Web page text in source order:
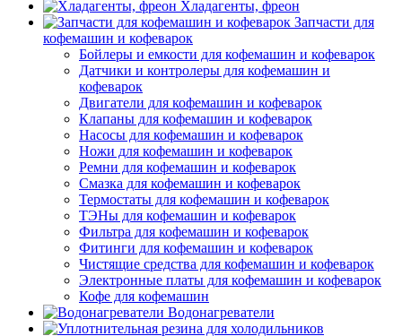
Хладагенты, фреон
Запчасти для
кофемашин и кофеварок
Бойлеры и емкости для кофемашин и кофеварок
Датчики и контролеры для кофемашин и
кофеварок
Двигатели для кофемашин и кофеварок
Клапаны для кофемашин и кофеварок
Насосы для кофемашин и кофеварок
Ножи для кофемашин и кофеварок
Ремни для кофемашин и кофеварок
Смазка для кофемашин и кофеварок
Термостаты для кофемашин и кофеварок
ТЭНы для кофемашин и кофеварок
Фильтра для кофемашин и кофеварок
Фитинги для кофемашин и кофеварок
Чистящие средства для кофемашин и кофеварок
Электронные платы для кофемашин и кофеварок
Кофе для кофемашин
Водонагреватели